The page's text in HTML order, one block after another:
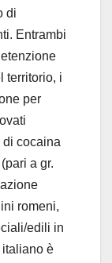
di
Entrambi
territorio, i
per
di cocaina
a gr.
romeni,
edili in
italiano è